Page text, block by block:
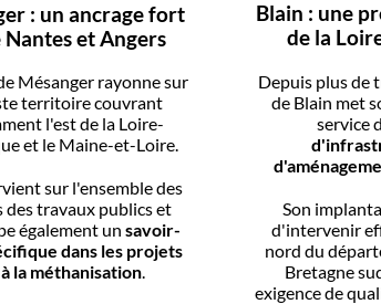
: un ancrage fort
et Angers
Mésanger rayonne sur
territoire couvrant
l'est de la Loire-
et le Maine-et-Loire.
sur l'ensemble des
des travaux publics et
également un savoir-
dans les projets
la méthanisation.
Blain : une
de la
Depuis plus de
de Blain met
service
Son
d'intervenir
nord du
Bretagne
exigence de